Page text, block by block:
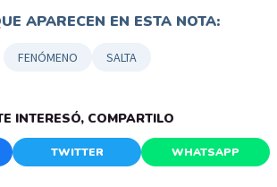
APARECEN EN ESTA NOTA:
FENÓMENO SALTA
INTERESÓ, COMPARTILO
TWITTER WHATSAPP